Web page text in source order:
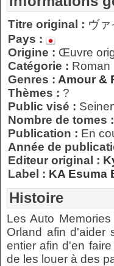
Titre original : ヴ
Pays :
Origine : Œuvre
Catégorie : Roman
Genres : Amour &
Thèmes : ?
Public visé :
Nombre de tomes :
Publication : En
Année de
Editeur original :
Label : KA Esuma
Histoire
Les Auto
Orland afin d'aider
entier afin d'en
de les louer à des